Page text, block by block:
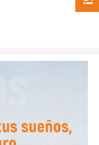
de